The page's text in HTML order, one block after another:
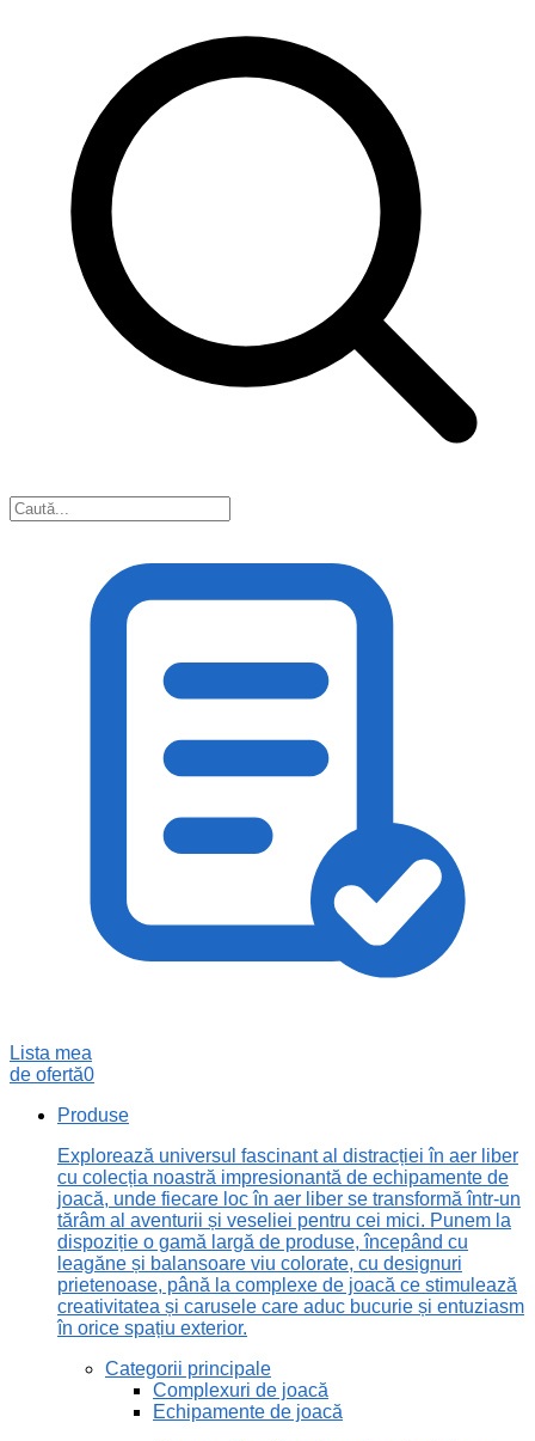
Lista mea
de ofertă0
Produse
Explorează universul fascinant al distracției în aer liber
cu colecția noastră impresionantă de echipamente de
joacă, unde fiecare loc în aer liber se transformă într-un
tărâm al aventurii și veseliei pentru cei mici. Punem la
dispoziție o gamă largă de produse, începând cu
leagăne și balansoare viu colorate, cu designuri
prietenoase, până la complexe de joacă ce stimulează
creativitatea și carusele care aduc bucurie și entuziasm
în orice spațiu exterior.
Categorii principale
Complexuri de joacă
Echipamente de joacă